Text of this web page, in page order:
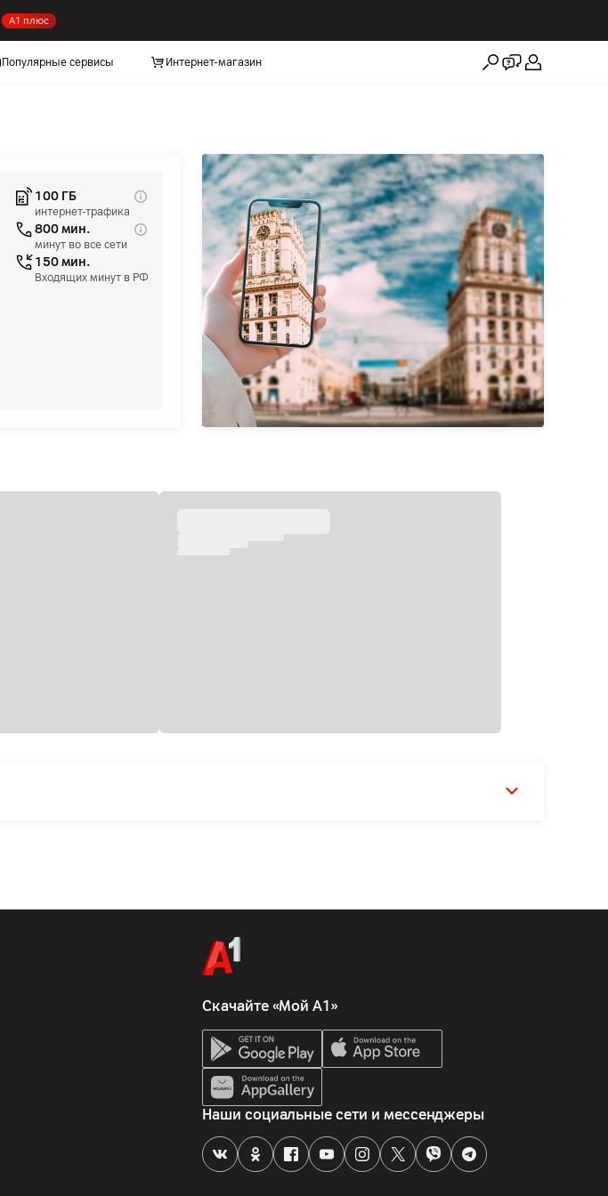
А1 плюс
Популярные сервисы Интернет-магазин
100 ГБ
интернет-трафика
800 мин.
минут во все сети
150 мин.
Входящих минут в РФ
Скачайте «Мой А1»
Наши социальные сети и мессенджеры